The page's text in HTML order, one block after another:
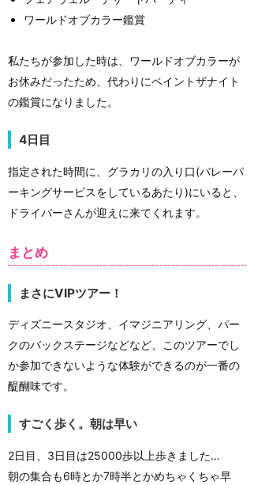
ワールドオブカラー鑑賞
私たちが参加した時は、ワールドオブカラーが
お休みだったため、代わりにペイントザナイト
の鑑賞になりました。
4日目
指定された時間に、グラカリの入り口(バレーパ
ーキングサービスをしているあたり)にいると、
ドライバーさんが迎えに来てくれます。
まとめ
まさにVIPツアー！
ディズニースタジオ、イマジニアリング、パー
クのバックステージなどなど、このツアーでし
か参加できないような体験ができるのが一番の
醍醐味です。
すごく歩く。朝は早い
2日目、3日目は25000歩以上歩きました…
朝の集合も6時とか7時半とかめちゃくちゃ早